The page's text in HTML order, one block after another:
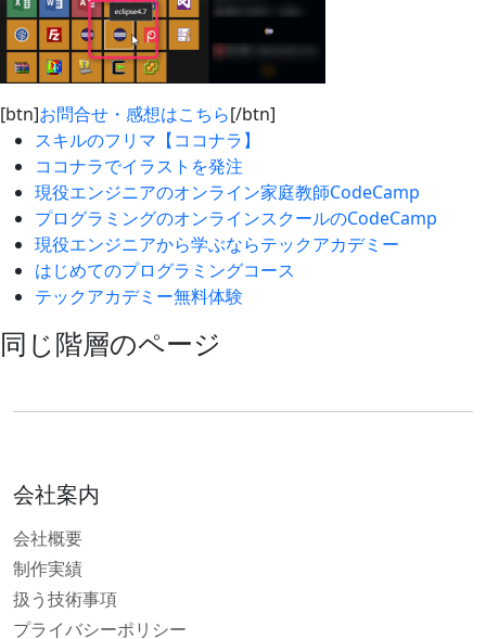
[btn]お問合せ・感想はこちら[/btn]
スキルのフリマ【ココナラ】
ココナラでイラストを発注
現役エンジニアのオンライン家庭教師CodeCamp
プログラミングのオンラインスクールのCodeCamp
現役エンジニアから学ぶならテックアカデミー
はじめてのプログラミングコース
テックアカデミー無料体験
同じ階層のページ
会社案内
会社概要
制作実績
扱う技術事項
プライバシーポリシー